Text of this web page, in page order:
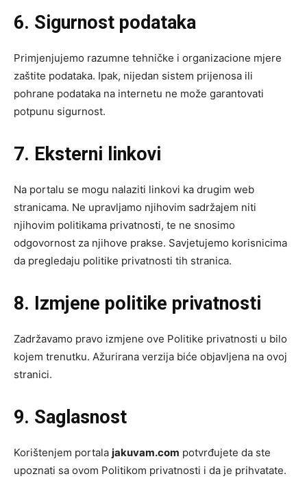
6. Sigurnost podataka
Primjenjujemo razumne tehničke i organizacione mjere
zaštite podataka. Ipak, nijedan sistem prijenosa ili
pohrane podataka na internetu ne može garantovati
potpunu sigurnost.
7. Eksterni linkovi
Na portalu se mogu nalaziti linkovi ka drugim web
stranicama. Ne upravljamo njihovim sadržajem niti
njihovim politikama privatnosti, te ne snosimo
odgovornost za njihove prakse. Savjetujemo korisnicima
da pregledaju politike privatnosti tih stranica.
8. Izmjene politike privatnosti
Zadržavamo pravo izmjene ove Politike privatnosti u bilo
kojem trenutku. Ažurirana verzija biće objavljena na ovoj
stranici.
9. Saglasnost
Korištenjem portala jakuvam.com potvrđujete da ste
upoznati sa ovom Politikom privatnosti i da je prihvatate.